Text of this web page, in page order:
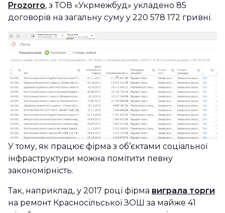
Prozorro, з ТОВ «Укрмежбуд» укладено 85
договорів на загальну суму у 220 578 172 гривні.
У тому, як працює фірма з об’єктами соціальної
інфраструктури можна помітити певну
закономірність.
Так, наприклад, у 2017 році фірма виграла торги
на ремонт Красносільської ЗОШ за майже 41